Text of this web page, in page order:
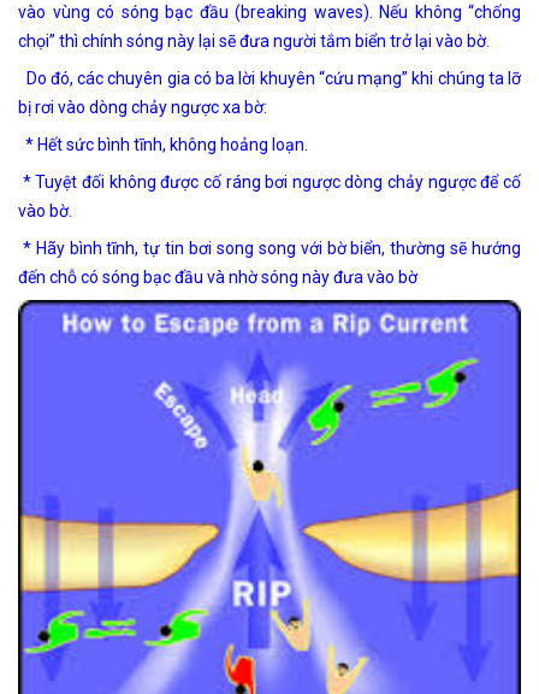
vào vùng có sóng bạc đầu (breaking waves). Nếu không “chống
chọi” thì chính sóng này lại sẽ đưa người tắm biển trở lại vào bờ.
Do đó, các chuyên gia có ba lời khuyên “cứu mạng” khi chúng ta lỡ
bị rơi vào dòng chảy ngược xa bờ:
* Hết sức bình tĩnh, không hoảng loạn.
* Tuyệt đối không được cố ráng bơi ngược dòng chảy ngược để cố
vào bờ.
* Hãy bình tĩnh, tự tin bơi song song với bờ biển, thường sẽ hướng
đến chỗ có sóng bạc đầu và nhờ sóng này đưa vào bờ